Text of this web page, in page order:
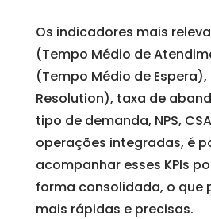
Os indicadores mais
(Tempo Médio de
(Tempo Médio de Espera),
Resolution), taxa de
tipo de demanda, NPS,
operações integradas, é
acompanhar esses KPIs
forma consolidada, o que
mais rápidas e precisas.